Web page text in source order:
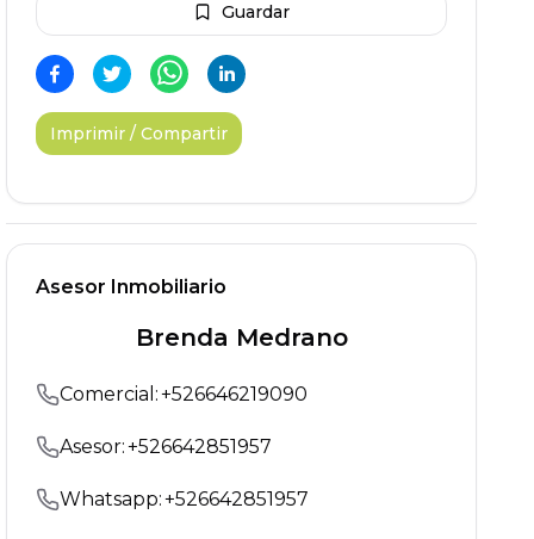
Guardar
Imprimir / Compartir
Asesor Inmobiliario
Brenda Medrano
Comercial :+526646219090
Asesor:+526642851957
Whatsapp:+526642851957